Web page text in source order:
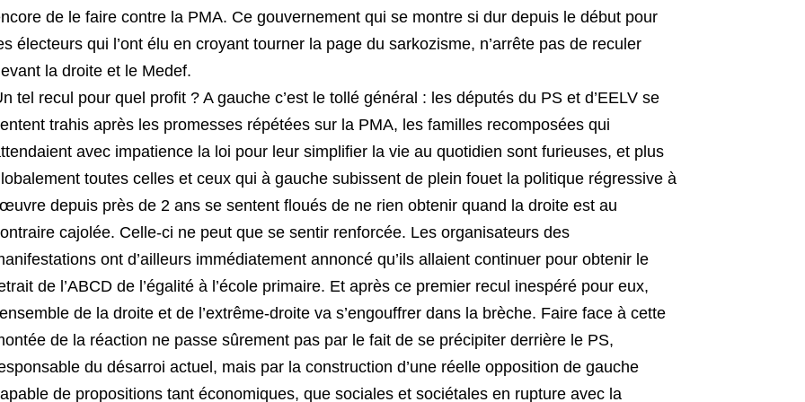
de le faire contre la PMA. Ce gouvernement qui se montre si dur depuis le début pour
électeurs qui l’ont élu en croyant tourner la page du sarkozisme, n’arrête pas de reculer
la droite et le Medef.
tel recul pour quel profit ? A gauche c’est le tollé général : les députés du PS et d’EELV se
trahis après les promesses répétées sur la PMA, les familles recomposées qui
avec impatience la loi pour leur simplifier la vie au quotidien sont furieuses, et plus
toutes celles et ceux qui à gauche subissent de plein fouet la politique régressive à
depuis près de 2 ans se sentent floués de ne rien obtenir quand la droite est au
cajolée. Celle-ci ne peut que se sentir renforcée. Les organisateurs des
ont d’ailleurs immédiatement annoncé qu’ils allaient continuer pour obtenir le
de l’ABCD de l’égalité à l’école primaire. Et après ce premier recul inespéré pour eux,
de la droite et de l’extrême-droite va s’engouffrer dans la brèche. Faire face à cette
de la réaction ne passe sûrement pas par le fait de se précipiter derrière le PS,
du désarroi actuel, mais par la construction d’une réelle opposition de gauche
de propositions tant économiques, que sociales et sociétales en rupture avec la